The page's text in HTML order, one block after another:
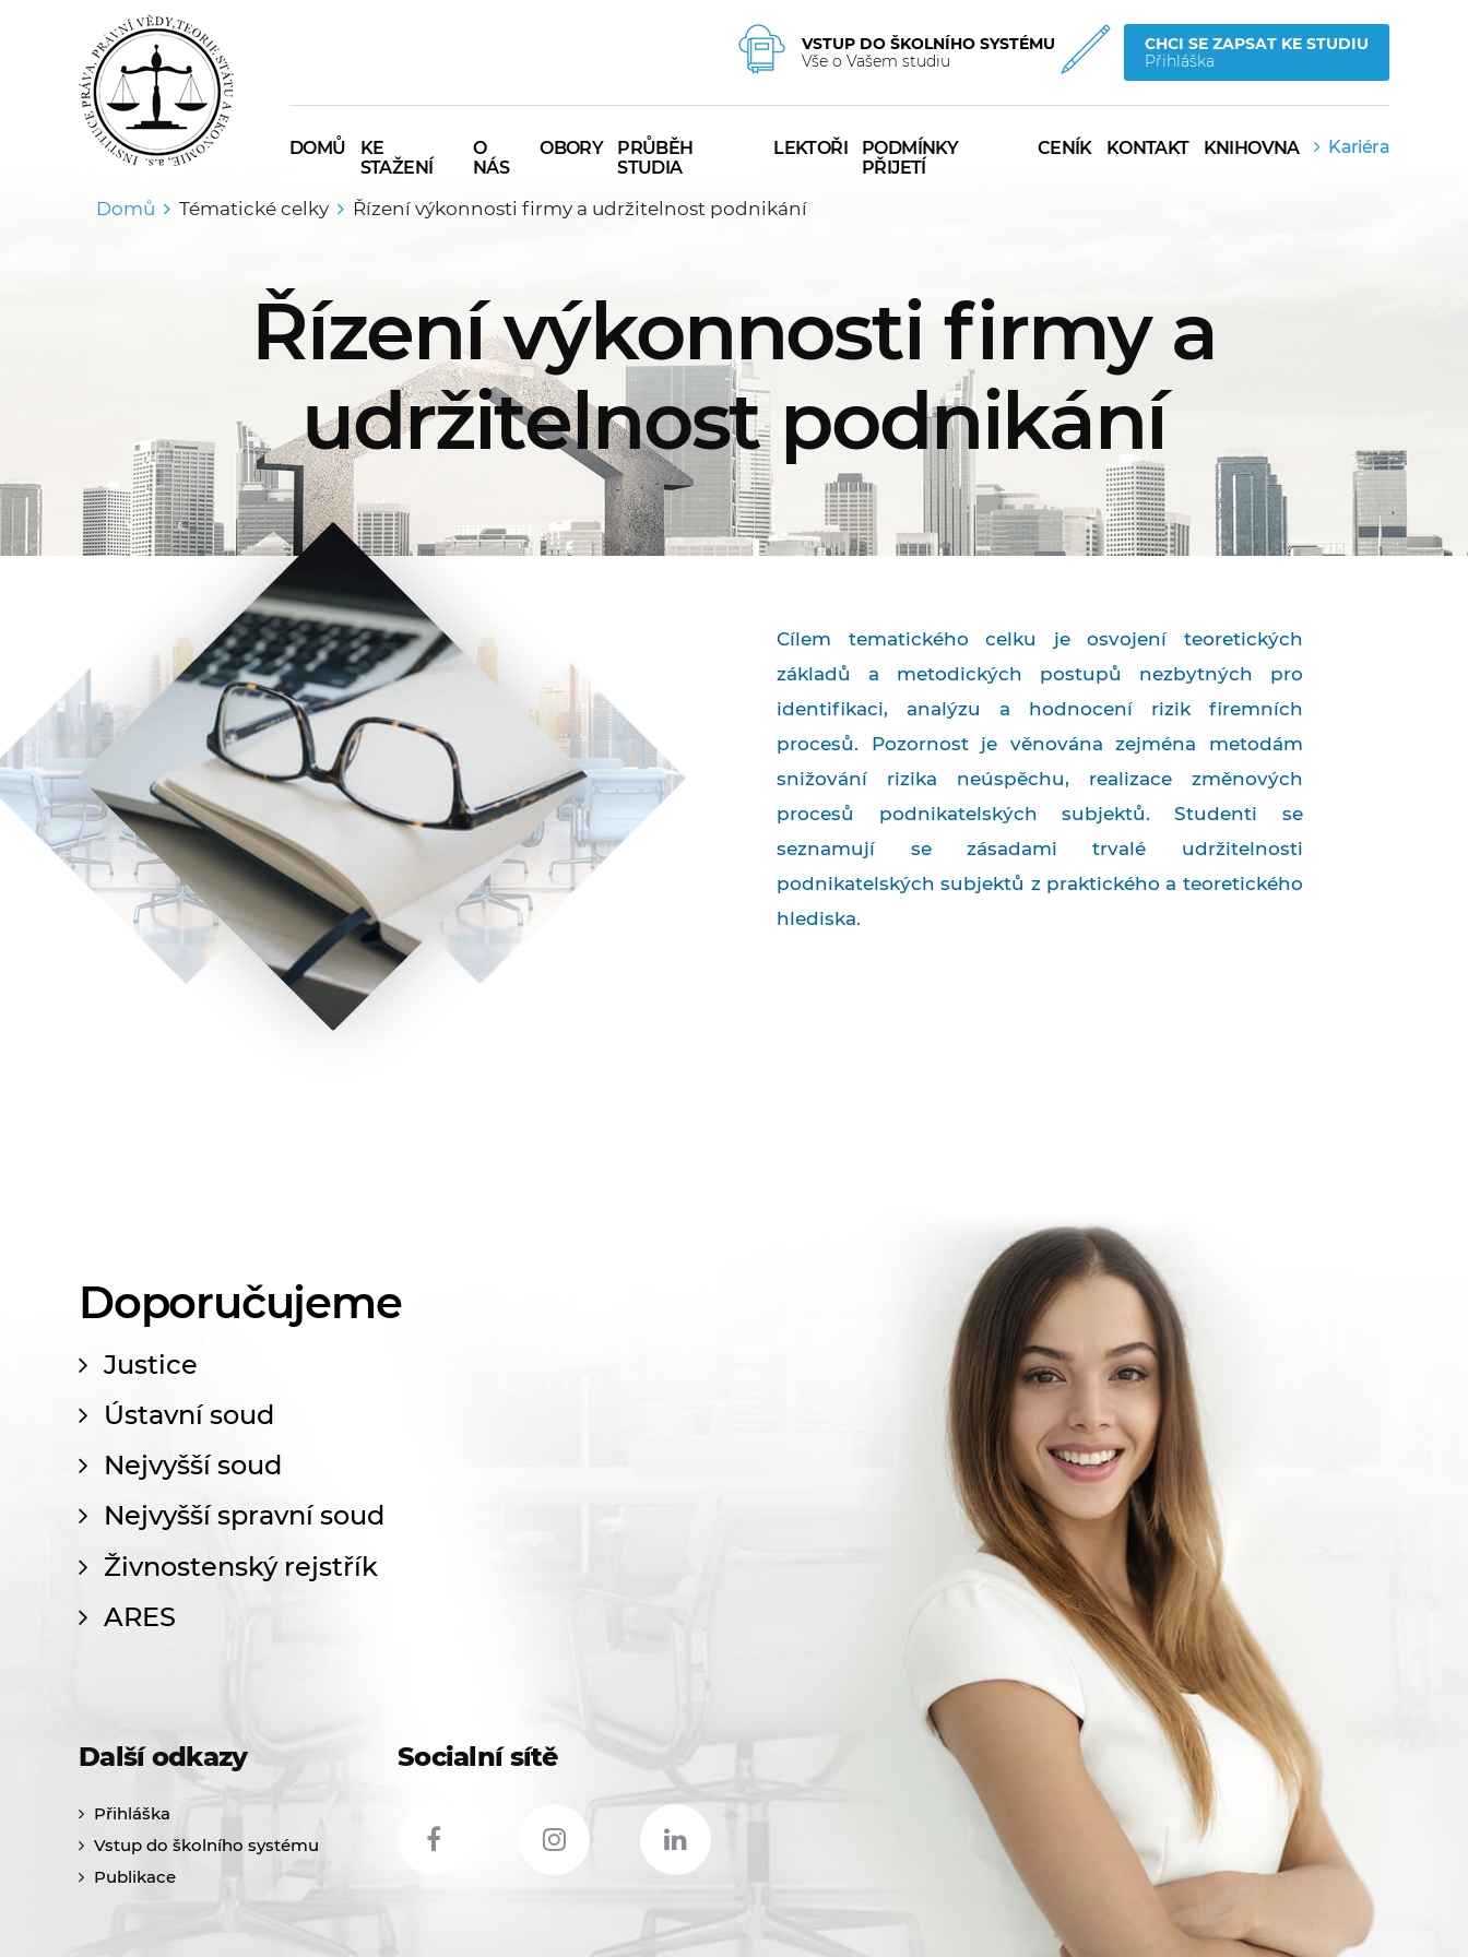
VSTUP DO ŠKOLNÍHO SYSTÉMU
Vše o Vašem studiu
CHCI SE ZAPSAT KE STUDIU
Přihláška
DOMŮ
KE
STAŽENÍ
O
NÁS
OBORY
PRŮBĚH
STUDIA
LEKTOŘI
PODMÍNKY
PŘIJETÍ
CENÍK KONTAKT KNIHOVNA Kariéra
Domů Tématické celky Řízení výkonnosti firmy a udržitelnost podnikání
Řízení výkonnosti firmy a
udržitelnost podnikání
Cílem tematického celku je osvojení teoretických
základů a metodických postupů nezbytných pro
identifikaci, analýzu a hodnocení rizik firemních
procesů. Pozornost je věnována zejména metodám
snižování rizika neúspěchu, realizace změnových
procesů podnikatelských subjektů. Studenti se
seznamují se zásadami trvalé udržitelnosti
podnikatelských subjektů z praktického a teoretického
hlediska.
Doporučujeme
Justice
Ústavní soud
Nejvyšší soud
Nejvyšší spravní soud
Živnostenský rejstřík
ARES
Další odkazy
Přihláška
Vstup do školního systému
Publikace
Socialní sítě